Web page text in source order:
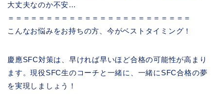
大丈夫なのか不安…
＝＝＝＝＝＝＝＝＝＝＝＝＝＝＝＝＝＝＝＝＝＝＝＝
こんなお悩みをお持ちの方、今がベストタイミング！
慶應SFC対策は、早ければ早いほど合格の可能性が高まり
ます。現役SFC生のコーチと一緒に、一緒にSFC合格の夢
を実現しましょう！